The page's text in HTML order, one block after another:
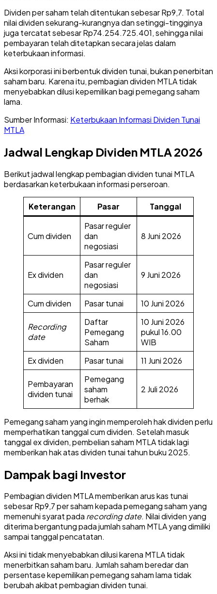
Dividen per saham telah ditentukan sebesar Rp9,7. Total
nilai dividen sekurang-kurangnya dan setinggi-tingginya
juga tercatat sebesar Rp74.254.725.401, sehingga nilai
pembayaran telah ditetapkan secara jelas dalam
keterbukaan informasi.
Aksi korporasi ini berbentuk dividen tunai, bukan penerbitan
saham baru. Karena itu, pembagian dividen MTLA tidak
menyebabkan dilusi kepemilikan bagi pemegang saham
lama.
Sumber Informasi: Keterbukaan Informasi Dividen Tunai
MTLA
Jadwal Lengkap Dividen MTLA 2026
Berikut jadwal lengkap pembagian dividen tunai MTLA
berdasarkan keterbukaan informasi perseroan.
Keterangan Pasar Tanggal
Cum dividen
Pasar reguler
dan
negosiasi
8 Juni 2026
Ex dividen
Pasar reguler
dan
negosiasi
9 Juni 2026
Cum dividen Pasar tunai 10 Juni 2026
Recording
date
Daftar
Pemegang
Saham
10 Juni 2026
pukul 16.00
WIB
Ex dividen
Pasar tunai 11 Juni 2026
Pembayaran
dividen tunai
Pemegang
saham
berhak
2 Juli 2026
Pemegang saham yang ingin memperoleh hak dividen perlu
memperhatikan tanggal cum dividen. Setelah masuk
tanggal ex dividen, pembelian saham MTLA tidak lagi
memberikan hak atas dividen tunai tahun buku 2025.
Dampak bagi Investor
Pembagian dividen MTLA memberikan arus kas tunai
sebesar Rp9,7 per saham kepada pemegang saham yang
memenuhi syarat pada recording date. Nilai dividen yang
diterima bergantung pada jumlah saham MTLA yang dimiliki
sampai tanggal pencatatan.
Aksi ini tidak menyebabkan dilusi karena MTLA tidak
menerbitkan saham baru. Jumlah saham beredar dan
persentase kepemilikan pemegang saham lama tidak
berubah akibat pembagian dividen tunai.